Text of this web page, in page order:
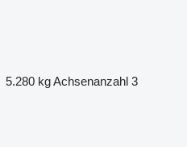
5.280 kgAchsenanzahl 3